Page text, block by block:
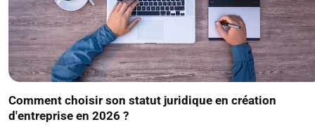
Comment choisir son statut juridique en création
d'entreprise en 2026 ?